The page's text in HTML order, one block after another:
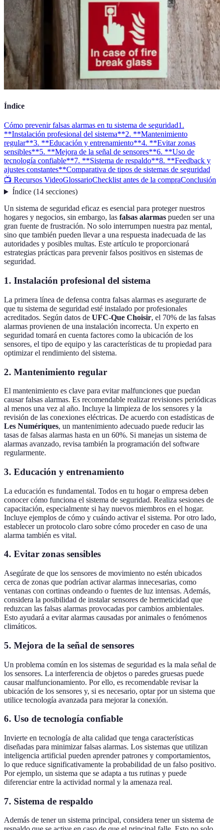
Índice
Cómo prevenir falsas alarmas en tu sistema de seguridad1.
**Instalación profesional del sistema**2. **Mantenimiento
regular**3. **Educación y entrenamiento**4. **Evitar zonas
sensibles**5. **Mejora de la señal de sensores**6. **Uso de
tecnología confiable**7. **Sistema de respaldo**8. **Feedback y
ajustes constantes**Comparativa de tipos de sistemas de seguridad
📺 Recursos VideoGlossarioChecklist antes de la compraConclusión
Índice(14 secciones)
Un sistema de seguridad eficaz es esencial para proteger nuestros
hogares y negocios, sin embargo, las falsas alarmas pueden ser una
gran fuente de frustración. No solo interrumpen nuestra paz mental,
sino que también pueden llevar a una respuesta inadecuada de las
autoridades y posibles multas. Este artículo te proporcionará
estrategias prácticas para prevenir falsos positivos en sistemas de
seguridad.
1. Instalación profesional del sistema
La primera línea de defensa contra falsas alarmas es asegurarte de
que tu sistema de seguridad esté instalado por profesionales
acreditados. Según datos de UFC-Que Choisir, el 70% de las falsas
alarmas provienen de una instalación incorrecta. Un experto en
seguridad tomará en cuenta factores como la ubicación de los
sensores, el tipo de equipo y las características de tu propiedad para
optimizar el rendimiento del sistema.
2. Mantenimiento regular
El mantenimiento es clave para evitar malfunciones que puedan
causar falsas alarmas. Es recomendable realizar revisiones periódicas
al menos una vez al año. Incluye la limpieza de los sensores y la
revisión de las conexiones eléctricas. De acuerdo con estadísticas de
Les Numériques, un mantenimiento adecuado puede reducir las
tasas de falsas alarmas hasta en un 60%. Si manejas un sistema de
alarmas avanzado, revisa también la programación del software
regularmente.
3. Educación y entrenamiento
La educación es fundamental. Todos en tu hogar o empresa deben
conocer cómo funciona el sistema de seguridad. Realiza sesiones de
capacitación, especialmente si hay nuevos miembros en el hogar.
Incluye ejemplos de cómo y cuándo activar el sistema. Por otro lado,
establecer un protocolo claro sobre cómo proceder en caso de una
alarma también es vital.
4. Evitar zonas sensibles
Asegúrate de que los sensores de movimiento no estén ubicados
cerca de zonas que podrían activar alarmas innecesarias, como
ventanas con cortinas ondeando o fuentes de luz intensas. Además,
considera la posibilidad de instalar sensores de hermeticidad que
reduzcan las falsas alarmas provocadas por cambios ambientales.
Esto ayudará a evitar alarmas causadas por animales o fenómenos
climáticos.
5. Mejora de la señal de sensores
Un problema común en los sistemas de seguridad es la mala señal de
los sensores. La interferencia de objetos o paredes gruesas puede
causar malfuncionamiento. Por ello, es recomendable revisar la
ubicación de los sensores y, si es necesario, optar por un sistema que
utilice tecnología avanzada para mejorar la conexión.
6. Uso de tecnología confiable
Invierte en tecnología de alta calidad que tenga características
diseñadas para minimizar falsas alarmas. Los sistemas que utilizan
inteligencia artificial pueden aprender patrones y comportamientos,
lo que reduce significativamente la probabilidad de un falso positivo.
Por ejemplo, un sistema que se adapta a tus rutinas y puede
diferenciar entre la actividad normal y la amenaza real.
7. Sistema de respaldo
Además de tener un sistema principal, considera tener un sistema de